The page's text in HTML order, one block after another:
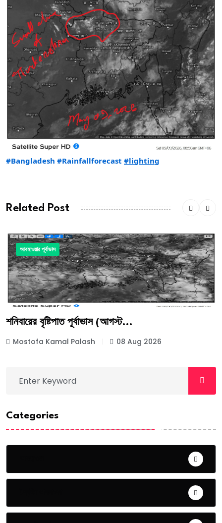
#Bangladesh #Rainfallforecast #lighting
Related Post
আবহাওয়ার পূর্বাভাস
শনিবারের বৃষ্টিপাত পূর্বাভাস (আগস্ট...
Mostofa Kamal Palash
08 Aug 2026
Categories